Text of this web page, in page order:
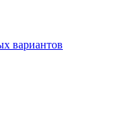
вариантов